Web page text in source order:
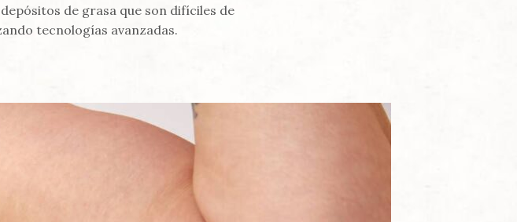
de grasa que son difíciles de
tecnologías avanzadas.